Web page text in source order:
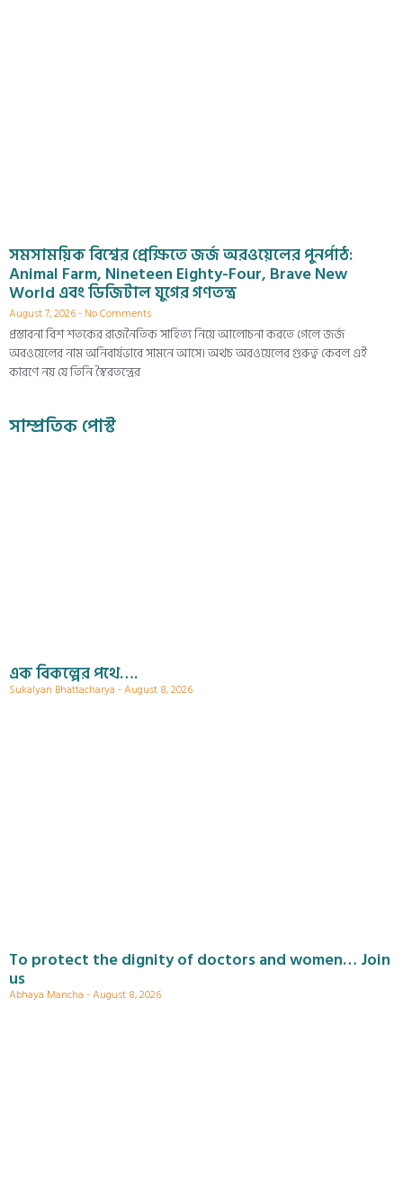
সমসাময়িক বিশ্বের প্রেক্ষিতে জর্জ অরওয়েলের পুনর্পাঠ:
Animal Farm, Nineteen Eighty-Four, Brave New
World এবং ডিজিটাল যুগের গণতন্ত্র
August 7, 2026 No Comments
প্রস্তাবনা বিশ শতকের রাজনৈতিক সাহিত্য নিয়ে আলোচনা করতে গেলে জর্জ
অরওয়েলের নাম অনিবার্যভাবে সামনে আসে। অথচ অরওয়েলের গুরুত্ব কেবল এই
কারণে নয় যে তিনি স্বৈরতন্ত্রের
সাম্প্রতিক পোস্ট
এক বিকল্পের পথে….
Sukalyan Bhattacharya August 8, 2026
To protect the dignity of doctors and women… Join
us
Abhaya Mancha August 8, 2026